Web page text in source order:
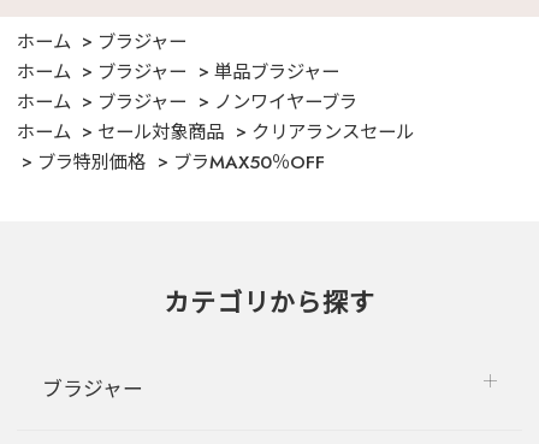
ホーム
ブラジャー
ホーム
ブラジャー
単品ブラジャー
ホーム
ブラジャー
ノンワイヤーブラ
ホーム
セール対象商品
クリアランスセール
ブラ特別価格
ブラMAX50％OFF
カテゴリから探す
ブラジャー